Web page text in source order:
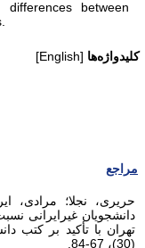
between
کلیدواژه‌ها [English]
مراجع
دانشجویان غیرایرانی
تهران با تأکید بر کتب
(30)، 67-84.